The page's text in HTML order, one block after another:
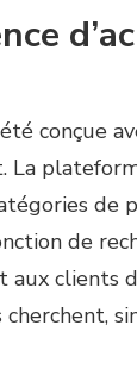
conçue
La
de
de
aux clients
cherchent,